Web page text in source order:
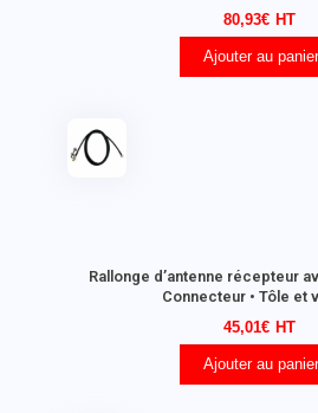
80,93€
Ajouter au panier
Rallonge d’antenne récepteur
Connecteur • Tôle et
45,01€
Ajouter au panier